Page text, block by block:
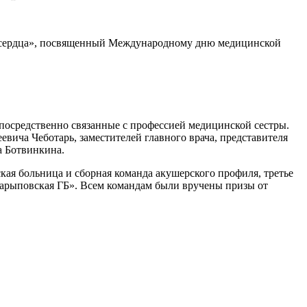
посвященный Международному дню медицинской
связанные с профессией медицинской сестры.
Чеботарь, заместителей главного врача, представителя
Ботвинкина.
больница и сборная команда акушерского профиля, третье
ГБ». Всем командам были вручены призы от